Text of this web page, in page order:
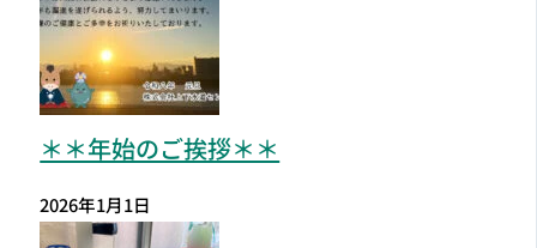
＊＊年始のご挨拶＊＊
2026年1月1日